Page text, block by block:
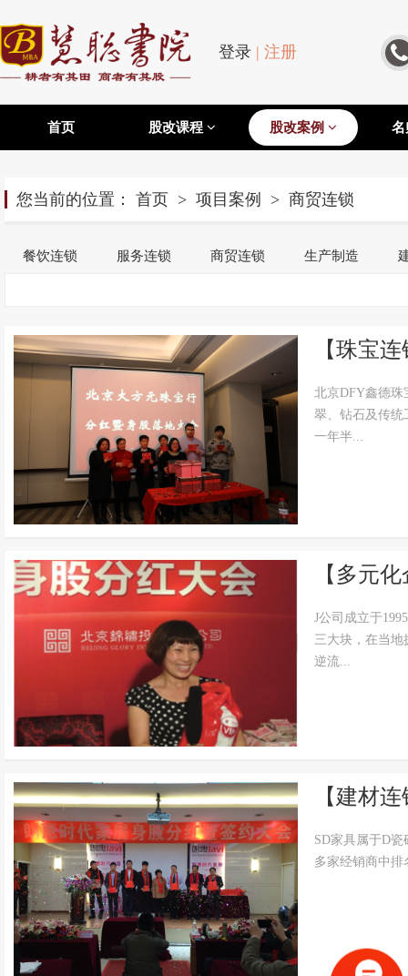
登录 | 注册
首页 股改课程 股改案例
您当前的位置： 首页 > 项目案例 > 商贸连锁
餐饮连锁 服务连锁 商贸连锁 生产制造
【珠宝
北京DFY鑫德珠
翠、钻石及传统
一年半...
【多元
J公司成立于
三大块，在当地
逆流...
【建材
SD家具属于D
多家经销商中排